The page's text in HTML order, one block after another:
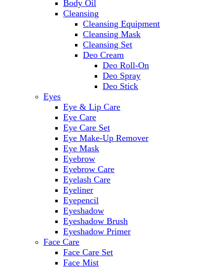
Body Oil
Cleansing
Cleansing Equipment
Cleansing Mask
Cleansing Set
Deo Cream
Deo Roll-On
Deo Spray
Deo Stick
Eyes
Eye & Lip Care
Eye Care
Eye Care Set
Eye Make-Up Remover
Eye Mask
Eyebrow
Eyebrow Care
Eyelash Care
Eyeliner
Eyepencil
Eyeshadow
Eyeshadow Brush
Eyeshadow Primer
Face Care
Face Care Set
Face Mist